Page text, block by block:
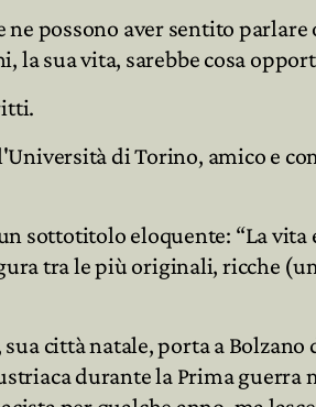
possono aver sentito
la sua vita, sarebbe cosa
di Torino, amico e
sottotitolo eloquente: “La
tra le più originali, ricche
città natale, porta a
durante la Prima